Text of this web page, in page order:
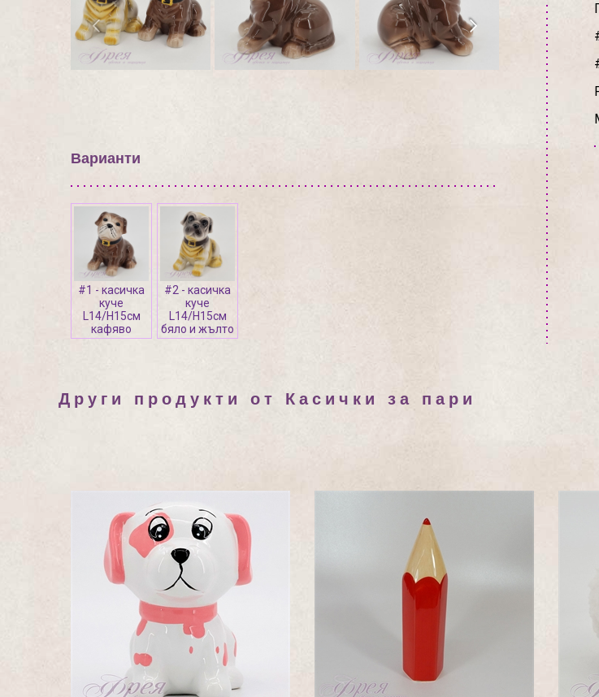
Варианти
#1 - касичка
куче
L14/H15см
кафяво
#2 - касичка
куче
L14/H15см
бяло и жълто
Други продукти от Касички за пари